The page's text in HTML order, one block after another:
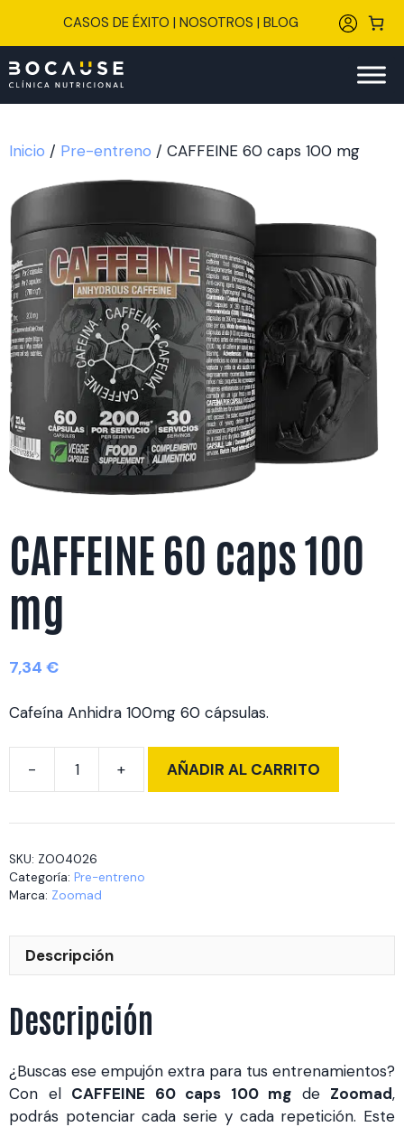
CASOS DE ÉXITO | NOSOTROS | BLOG
Inicio / Pre-entreno / CAFFEINE 60 caps 100 mg
CAFFEINE 60 caps 100
mg
7,34 €
Cafeína Anhidra 100mg 60 cápsulas.
CAFFEINE
caps
AÑADIR AL CARRITO
SKU: ZOO4026
Categoría: Pre-entreno
Marca: Zoomad
Descripción
Descripción
¿Buscas ese empujón extra para tus entrenamientos?
Con el CAFFEINE 60 caps 100 mg de Zoomad,
podrás potenciar cada serie y cada repetición. Este